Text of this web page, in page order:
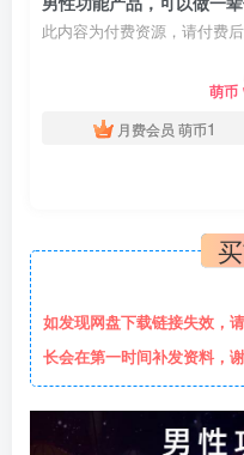
此内容为付费资源，请付费
萌币
月费会员 萌币1
如发现网盘下载链接失效，
长会在第一时间补发资料，